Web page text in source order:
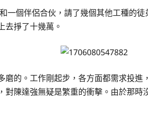
一個伴侶合伙，請了幾個其他工種的
去掙了十幾萬。
磨的。工作剛起步，各方面都需求投
陳達強無疑是繁重的衝擊。由於那時